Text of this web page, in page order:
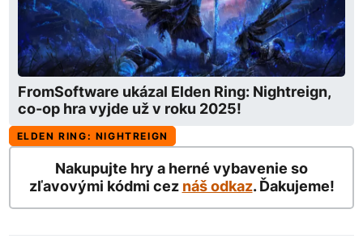
FromSoftware ukázal Elden Ring: Nightreign,
co-op hra vyjde už v roku 2025!
ELDEN RING: NIGHTREIGN
Nakupujte hry a herné vybavenie so
zľavovými kódmi cez náš odkaz. Ďakujeme!